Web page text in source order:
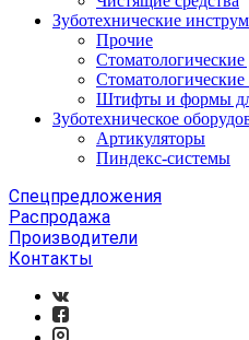
Зуботехнические
Прочие
Штифты и формы
Зуботехническое
Артикуляторы
Пиндекс-системы
Спецпредложения
Распродажа
Производители
Контакты